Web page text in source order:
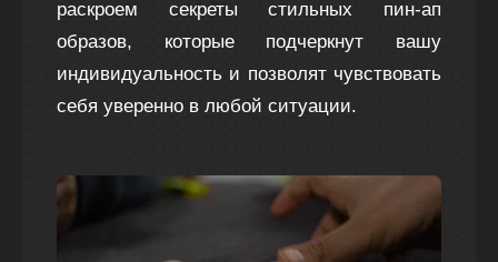
раскроем секреты стильных пин-ап
образов, которые подчеркнут вашу
индивидуальность и позволят чувствовать
себя уверенно в любой ситуации.